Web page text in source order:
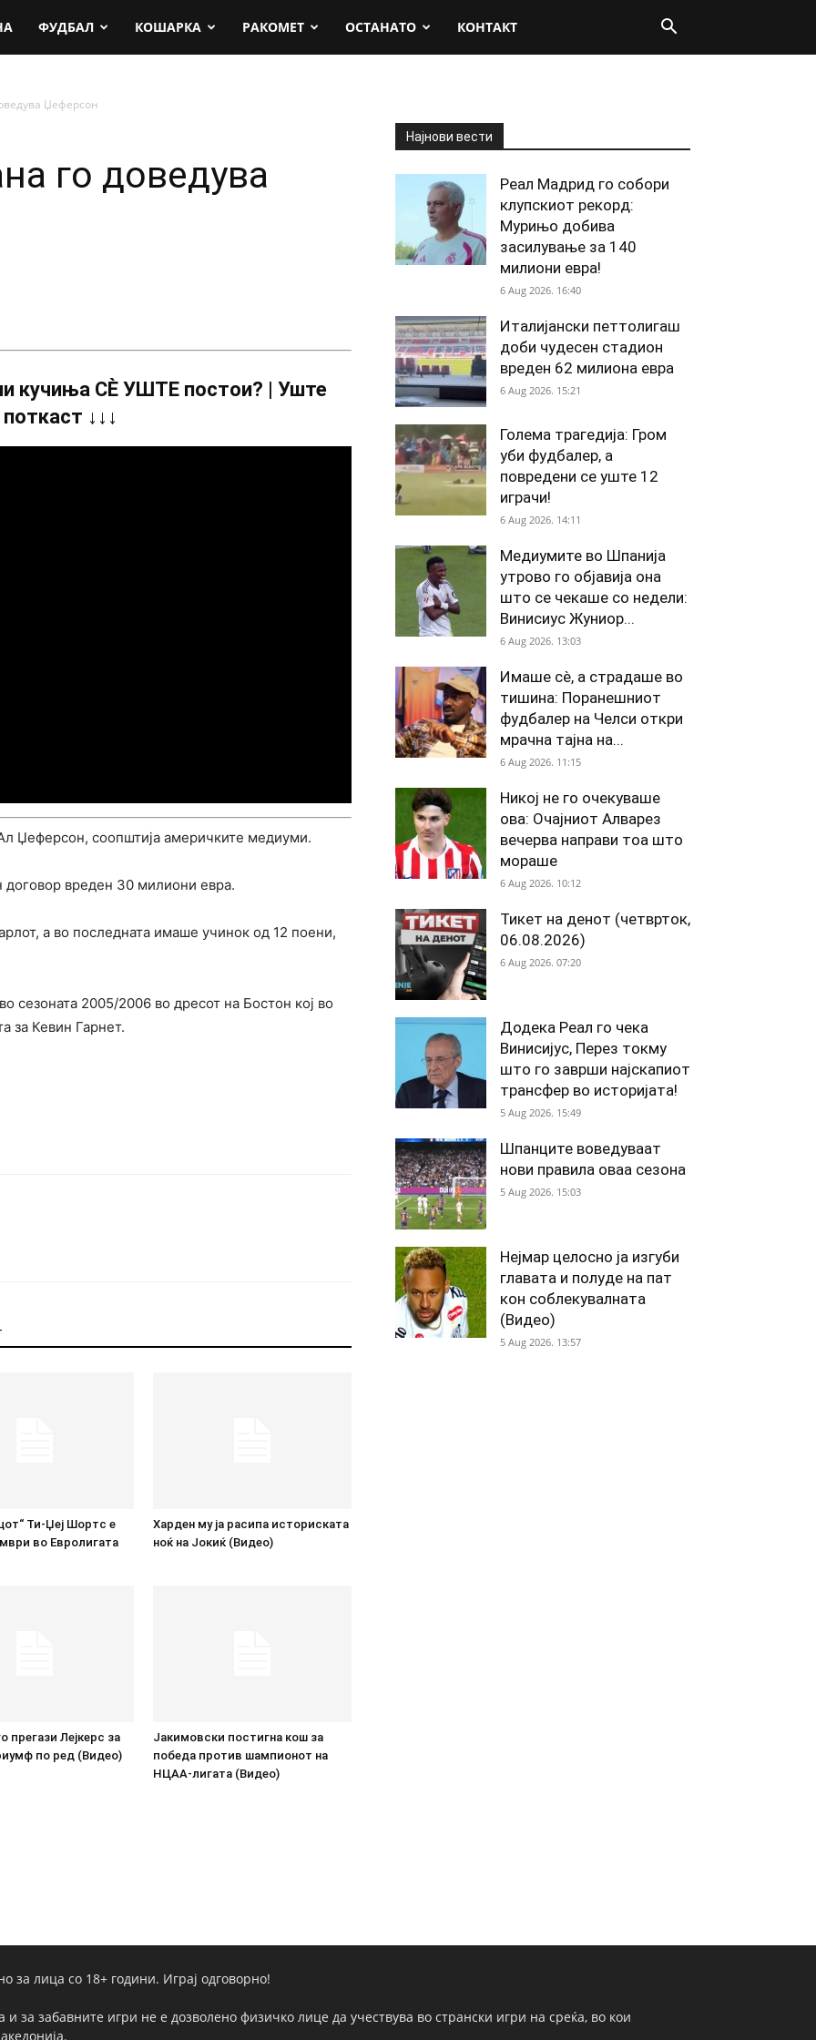
ФУДБАЛ КОШАРКА РАКОМЕТ ОСТАНАТО КОНТАКТ
Џеферсон
го доведува
кучиња СÈ УШТЕ постои? | Уште
↓↓↓
Џеферсон, соопштија америчките медиуми.
вреден 30 милиони евра.
а во последната имаше учинок од 12 поени,
сезоната 2005/2006 во дресот на Бостон кој во
за Кевин Гарнет.
Ти-Џеј Шортс е
во Евролигата
Харден му ја расипа историската
ноќ на Јокиќ (Видео)
прегази Лејкерс за
по ред (Видео)
Јакимовски постигна кош за
победа против шампионот на
НЦАА-лигата (Видео)
Најнови вести
Реал Мадрид го собори
клупскиот рекорд:
Мурињо добива
засилување за 140
милиони евра!
6 Aug 2026. 16:40
Италијански петтолигаш
доби чудесен стадион
вреден 62 милиона евра
6 Aug 2026. 15:21
Голема трагедија: Гром
уби фудбалер, а
повредени се уште 12
играчи!
6 Aug 2026. 14:11
Медиумите во Шпанија
утрово го објавија она
што се чекаше со недели:
Винисиус Жуниор...
6 Aug 2026. 13:03
Имаше сè, а страдаше во
тишина: Поранешниот
фудбалер на Челси откри
мрачна тајна на...
6 Aug 2026. 11:15
Никој не го очекуваше
ова: Очајниот Алварез
вечерва направи тоа што
мораше
6 Aug 2026. 10:12
Тикет на денот (четврток,
06.08.2026)
6 Aug 2026. 07:20
Додека Реал го чека
Винисијус, Перез токму
што го заврши најскапиот
трансфер во историјата!
5 Aug 2026. 15:49
Шпанците воведуваат
нови правила оваа сезона
5 Aug 2026. 15:03
Нејмар целосно ја изгуби
главата и полуде на пат
кон соблекувалната
(Видео)
5 Aug 2026. 13:57
за лица со 18+ години. Играј одговорно!
и за забавните игри не е дозволено физичко лице да учествува во странски игри на среќа, во кои